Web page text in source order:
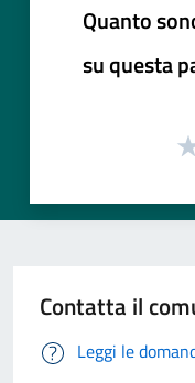
Quanto
su questa
Contatta il
Leggi le